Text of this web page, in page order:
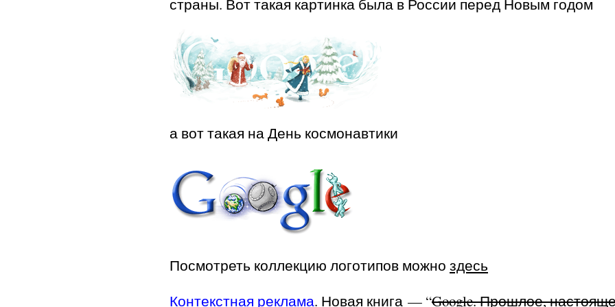
страны. Вот такая картинка была в России перед Новым годом
а вот такая на День космонавтики
Посмотреть коллекцию логотипов можно здесь
Контекстная реклама. Новая книга — “Google. Прошлое,